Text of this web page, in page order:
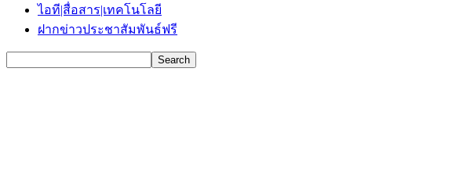
ไอที|สื่อสาร|เทคโนโลยี
ฝากข่าวประชาสัมพันธ์ฟรี